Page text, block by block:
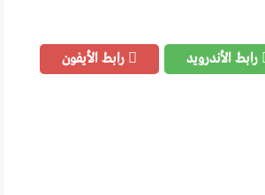
رابط الأندرويد رابط الأيفون